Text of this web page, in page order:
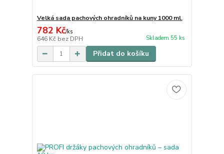
Velká sada pachových ohradníků na kuny 1000 ml.
782 Kč/ks
646 Kč bez DPH Skladem 55 ks
Přidat do košíku